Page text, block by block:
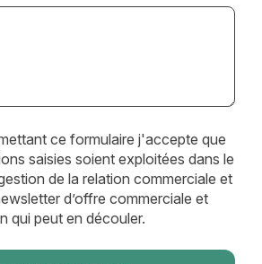
ce formulaire j'accepte que
saisies soient exploitées dans le
de la relation commerciale et
d’offre commerciale et
qui peut en découler.